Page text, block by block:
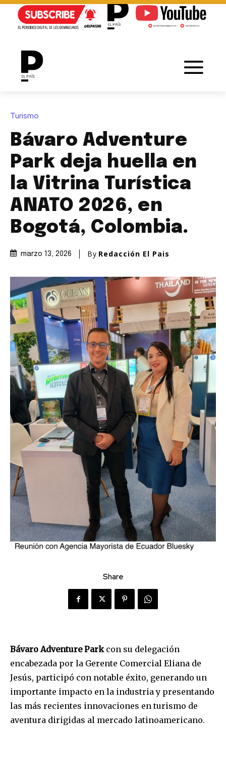
Turismo
Bávaro Adventure
Park deja huella en
la Vitrina Turística
ANATO 2026, en
Bogotá, Colombia.
marzo 13, 2026 By Redacción El Pais
Share
Bávaro Adventure Parkcon su delegación
encabezada por la Gerente Comercial Eliana de
Jesús, participó con notable éxito, generando un
importante impacto en la industria y presentando
las más recientes innovaciones en turismo de
aventura dirigidas al mercado latinoamericano.